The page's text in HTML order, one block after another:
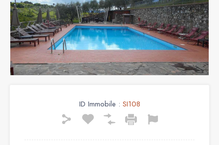
ID Immobile : SI108